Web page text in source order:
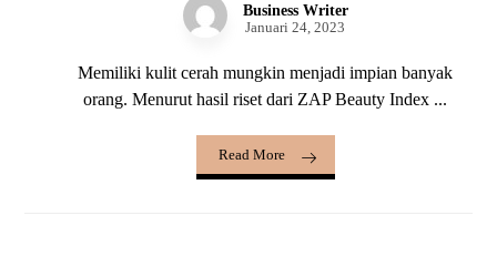
Business Writer
Januari 24, 2023
Memiliki kulit cerah mungkin menjadi impian banyak
orang. Menurut hasil riset dari ZAP Beauty Index ...
Read More